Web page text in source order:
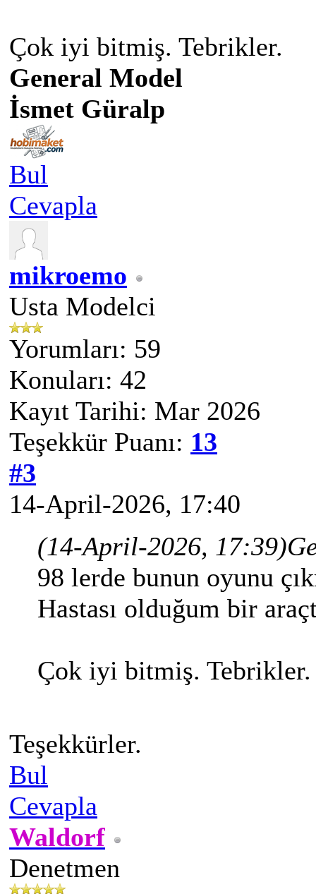
Çok iyi bitmiş. Tebrikler.
General Model
İsmet Güralp
Bul
Cevapla
mikroemo
Usta Modelci
Yorumları: 59
Konuları: 42
Kayıt Tarihi: Mar 2026
Teşekkür Puanı: 13
#3
14-April-2026, 17:40
(14-April-2026, 17:39)
98 lerde bunun oyunu
Hastası olduğum bir
Çok iyi bitmiş. Tebrikler.
Teşekkürler.
Bul
Cevapla
Waldorf
Denetmen